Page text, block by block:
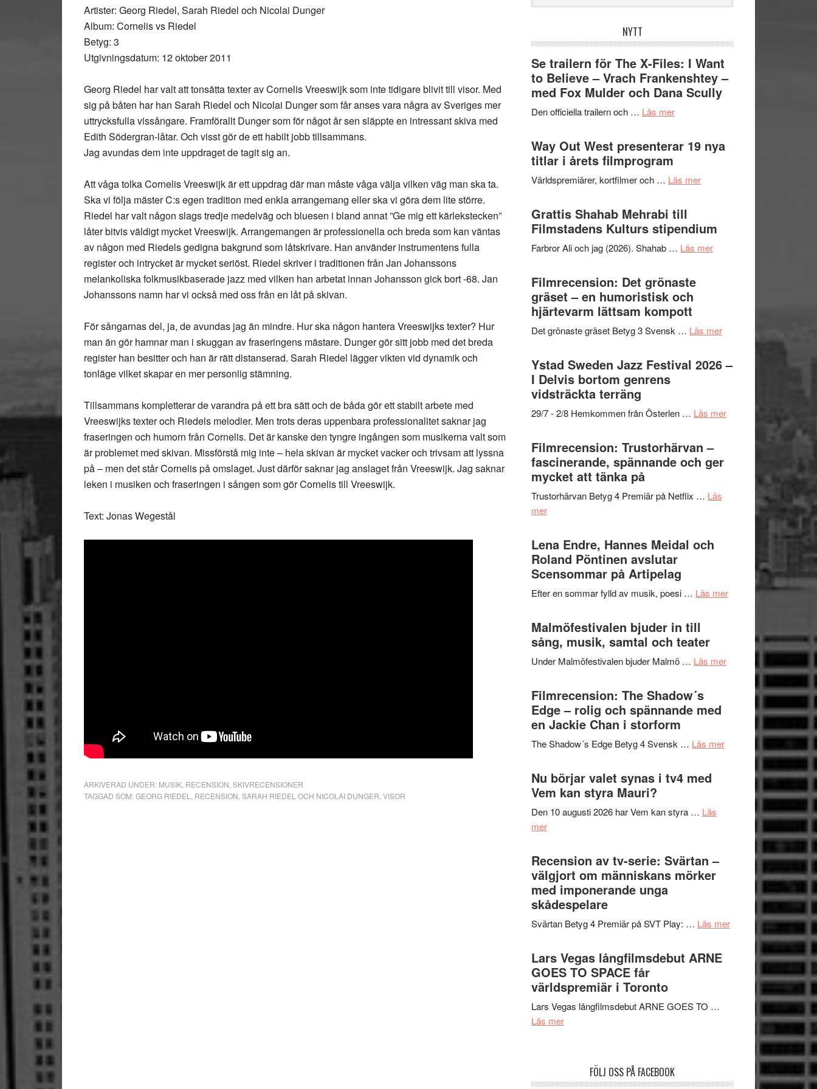
Artister: Georg Riedel, Sarah Riedel och Nicolai Dunger
Album: Cornelis vs Riedel
Betyg: 3
Utgivningsdatum: 12 oktober 2011
Georg Riedel har valt att tonsätta texter av Cornelis Vreeswijk som inte tidigare blivit till visor. Med
sig på båten har han Sarah Riedel och Nicolai Dunger som får anses vara några av Sveriges mer
uttrycksfulla vissångare. Framförallt Dunger som för något år sen släppte en intressant skiva med
Edith Södergran-låtar. Och visst gör de ett habilt jobb tillsammans.
Jag avundas dem inte uppdraget de tagit sig an.
Att våga tolka Cornelis Vreeswijk är ett uppdrag där man måste våga välja vilken väg man ska ta.
Ska vi följa mäster C:s egen tradition med enkla arrangemang eller ska vi göra dem lite större.
Riedel har valt någon slags tredje medelväg och bluesen i bland annat ”Ge mig ett kärlekstecken”
låter bitvis väldigt mycket Vreeswijk. Arrangemangen är professionella och breda som kan väntas
av någon med Riedels gedigna bakgrund som låtskrivare. Han använder instrumentens fulla
register och intrycket är mycket seriöst. Riedel skriver i traditionen från Jan Johanssons
melankoliska folkmusikbaserade jazz med vilken han arbetat innan Johansson gick bort -68. Jan
Johanssons namn har vi också med oss från en låt på skivan.
För sångarnas del, ja, de avundas jag än mindre. Hur ska någon hantera Vreeswijks texter? Hur
man än gör hamnar man i skuggan av fraseringens mästare. Dunger gör sitt jobb med det breda
register han besitter och han är rätt distanserad. Sarah Riedel lägger vikten vid dynamik och
tonläge vilket skapar en mer personlig stämning.
Tillsammans kompletterar de varandra på ett bra sätt och de båda gör ett stabilt arbete med
Vreeswijks texter och Riedels melodier. Men trots deras uppenbara professionalitet saknar jag
fraseringen och humorn från Cornelis. Det är kanske den tyngre ingången som musikerna valt som
är problemet med skivan. Missförstå mig inte – hela skivan är mycket vacker och trivsam att lyssna
på – men det står Cornelis på omslaget. Just därför saknar jag anslaget från Vreeswijk. Jag saknar
leken i musiken och fraseringen i sången som gör Cornelis till Vreeswijk.
Text: Jonas Wegestål
ARKIVERAD UNDER: MUSIK RECENSION SKIVRECENSIONER
TAGGAD SOM:GEORG RIEDEL RECENSION SARAH RIEDEL OCH NICOLAI DUNGER VISOR
webbplatsen
NYTT
Se trailern för The X-Files: I Want
to Believe – Vrach Frankenshtey –
med Fox Mulder och Dana Scully
Den officiella trailern och … Läs merom
trailern
för
X-
I
Want
to
Believe
Vrach
Frankenshtey
–
med
Mulder
och
Way Out West presenterar 19 nya
titlar i årets filmprogram
Världspremiärer, kortfilmer och … Läs merom
presenterar
19
Grattis Shahab Mehrabi till
Filmstadens Kulturs stipendium
Farbror Ali och jag (2026). Shahab … Läs merom
Kulturs
Filmrecension: Det grönaste
gräset – en humoristisk och
hjärtevarm lättsam kompott
Det grönaste gräset Betyg 3 Svensk … Läs merom
Filmrecension:
en
hjärtevarm
Ystad Sweden Jazz Festival 2026 –
I Delvis bortom genrens
vidsträckta terräng
29/7 - 2/8 Hemkommen från Österlen … Läs merom
vidsträckta
Filmrecension: Trustorhärvan –
fascinerande, spännande och ger
mycket att tänka på
Trustorhärvan Betyg 4 Premiär på Netflix … Läs
merom
Trustorhärvan
–
fascinerande,
spännande
och
mycket
att
tänka
Lena Endre, Hannes Meidal och
Roland Pöntinen avslutar
Scensommar på Artipelag
Efter en sommar fylld av musik, poesi … Läs merom
Hannes
Roland
Pöntinen
avslutar
Artipelag
Malmöfestivalen bjuder in till
sång, musik, samtal och teater
Under Malmöfestivalen bjuder Malmö … Läs merom
Malmöfestivalen
Filmrecension: The Shadow´s
Edge – rolig och spännande med
en Jackie Chan i storform
The Shadow´s Edge Betyg 4 Svensk … Läs merom
Filmrecension:
spännande
Chan
storform
Nu börjar valet synas i tv4 med
Vem kan styra Mauri?
Den 10 augusti 2026 har Vem kan styra … Läs
merom
valet
synas
i
tv4
med
kan
styra
Mauri?
Recension av tv-serie: Svärtan –
välgjort om människans mörker
med imponerande unga
skådespelare
Svärtan Betyg 4 Premiär på SVT Play: … Läs merom
Recension
Svärtan
välgjort
människans
med
Lars Vegas långfilmsdebut ARNE
GOES TO SPACE får
världspremiär i Toronto
Lars Vegas långfilmsdebut ARNE GOES TO …
Läs merom
långfilmsdebut
FÖLJ OSS PÅ FACEBOOK